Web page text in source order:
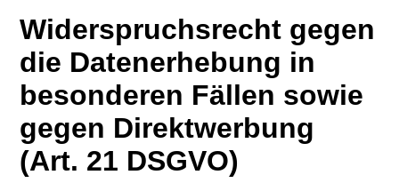
Widerspruchsrecht gegen
die Datenerhebung in
besonderen Fällen sowie
gegen Direktwerbung
(Art. 21 DSGVO)